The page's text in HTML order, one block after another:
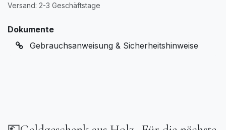
Versand: 2-3 Geschäftstage
Dokumente
Gebrauchsanweisung & Sicherheitshinweise